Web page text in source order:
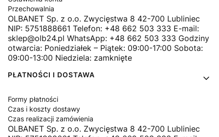
Przechowalnia
OLBANET Sp. z o.o. Zwycięstwa 8 42-700 Lubliniec
NIP: 5751888661 Telefon: +48 662 503 333 E-mail:
sklep@olb24.pl WhatsApp: +48 662 503 333 Godziny
otwarcia: Poniedziałek – Piątek: 09:00-17:00 Sobota:
09:00-13:00 Niedziela: zamknięte
PŁATNOŚCI I DOSTAWA
Formy płatności
Czas i koszty dostawy
Czas realizacji zamówienia
OLBANET Sp. z o.o. Zwycięstwa 8 42-700 Lubliniec